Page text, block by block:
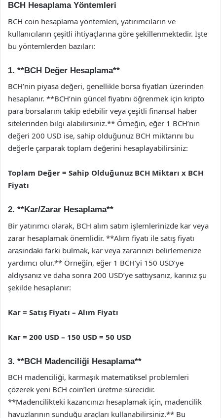
BCH Hesaplama Yöntemleri
BCH coin hesaplama yöntemleri, yatırımcıların ve
kullanıcıların çeşitli ihtiyaçlarına göre şekillenmektedir. İşte
bu yöntemlerden bazıları:
1. **BCH Değer Hesaplama**
BCH’nin piyasa değeri, genellikle borsa fiyatları üzerinden
hesaplanır. **BCH’nin güncel fiyatını öğrenmek için kripto
para borsalarını takip edebilir veya çeşitli finansal haber
sitelerinden bilgi alabilirsiniz.** Örneğin, eğer 1 BCH’nin
değeri 200 USD ise, sahip olduğunuz BCH miktarını bu
değerle çarparak toplam değerini hesaplayabilirsiniz:
Toplam Değer = Sahip Olduğunuz BCH Miktarı x BCH
Fiyatı
2. **Kar/Zarar Hesaplama**
Bir yatırımcı olarak, BCH alım satım işlemlerinizde kar veya
zarar hesaplamak önemlidir. **Alım fiyatı ile satış fiyatı
arasındaki farkı bulmak, kar veya zararınızı belirlemenize
yardımcı olur.** Örneğin, eğer 1 BCH’yi 150 USD’ye
aldıysanız ve daha sonra 200 USD’ye sattıysanız, karınız şu
şekilde hesaplanır:
Kar = Satış Fiyatı – Alım Fiyatı
Kar = 200 USD – 150 USD = 50 USD
3. **BCH Madenciliği Hesaplama**
BCH madenciliği, karmaşık matematiksel problemleri
çözerek yeni BCH coin’leri üretme sürecidir.
**Madencilikteki kazancınızı hesaplamak için, madencilik
havuzlarının sunduğu araçları kullanabilirsiniz.** Bu